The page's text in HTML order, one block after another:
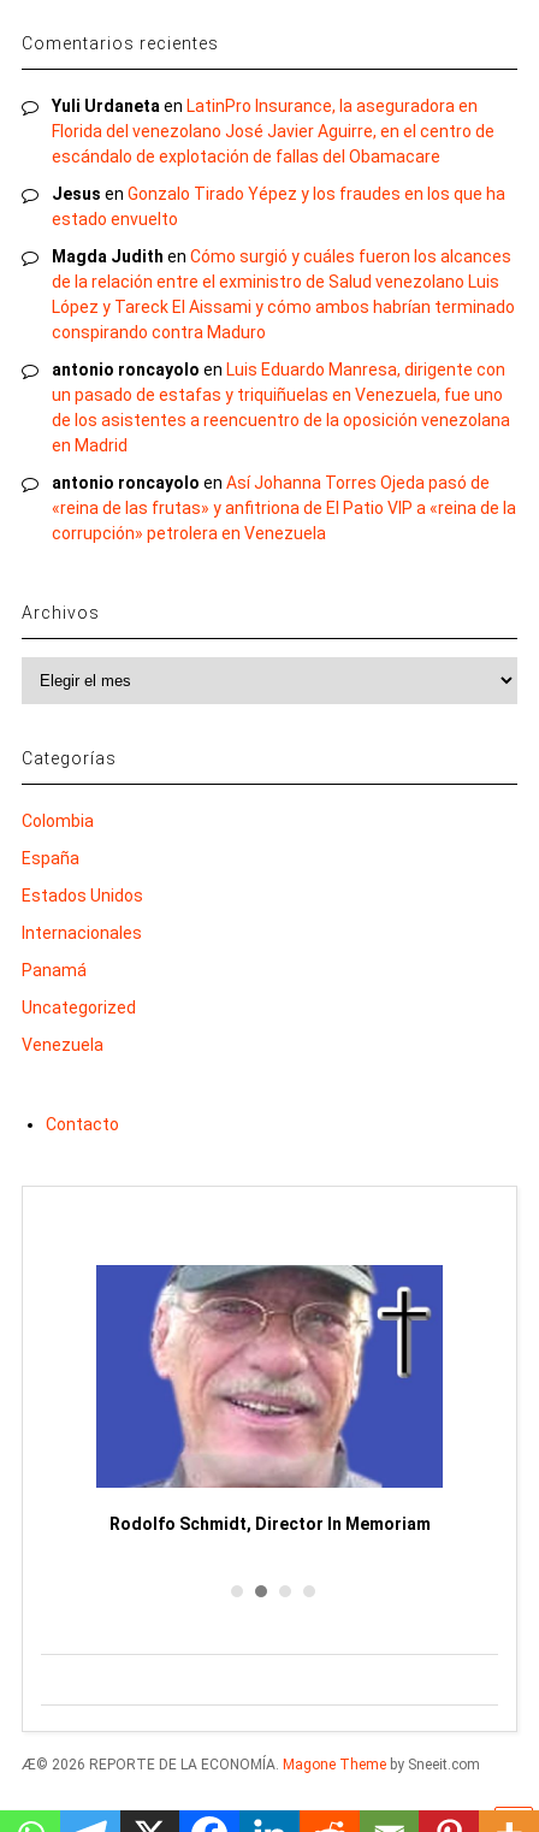
Comentarios recientes
Yuli Urdaneta en LatinPro Insurance, la aseguradora en
Florida del venezolano José Javier Aguirre, en el centro de
escándalo de explotación de fallas del Obamacare
Jesus en Gonzalo Tirado Yépez y los fraudes en los que ha
estado envuelto
Magda Judith en Cómo surgió y cuáles fueron los alcances
de la relación entre el exministro de Salud venezolano Luis
López y Tareck El Aissami y cómo ambos habrían terminado
conspirando contra Maduro
antonio roncayolo en Luis Eduardo Manresa, dirigente con
un pasado de estafas y triquiñuelas en Venezuela, fue uno
de los asistentes a reencuentro de la oposición venezolana
en Madrid
antonio roncayolo en Así Johanna Torres Ojeda pasó de
«reina de las frutas» y anfitriona de El Patio VIP a «reina de la
corrupción» petrolera en Venezuela
Archivos
Categorías
Colombia
España
Estados Unidos
Internacionales
Panamá
Uncategorized
Venezuela
Contacto
Rodolfo Schmidt, Director In Memoriam
Æ© 2026 REPORTE DE LA ECONOMÍA. Magone Themeby Sneeit.com